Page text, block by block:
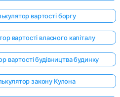
вартості боргу
вартості власного капіталу
вартості будівництва будинку
закону Кулона